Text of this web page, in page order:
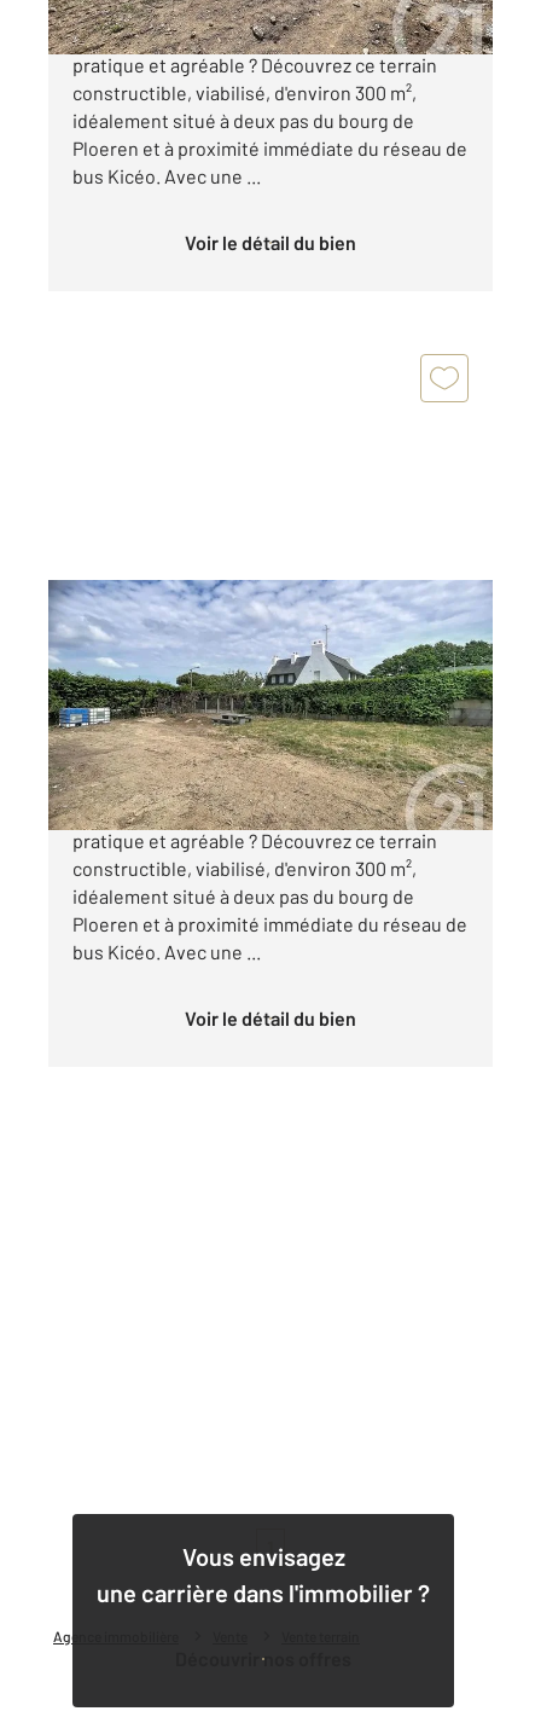
Agence immobilière
Envie de construire votre projet dans un cadre
pratique et agréable ? Découvrez ce terrain
constructible, viabilisé, d'environ 300 m²,
idéalement situé à deux pas du bourg de
Ploeren et à proximité immédiate du réseau de
bus Kicéo. Avec une ...
Voir le détail du bien
PLOEREN 56
300 m 2
Ref : 1403
Terrain à vendre
137 000 €
Envie de construire votre projet dans un cadre
pratique et agréable ? Découvrez ce terrain
constructible, viabilisé, d'environ 300 m²,
idéalement situé à deux pas du bourg de
Ploeren et à proximité immédiate du réseau de
bus Kicéo. Avec une ...
Voir le détail du bien
Vous envisagez
une carrière dans l'immobilier ?
Découvrir nos offres
1